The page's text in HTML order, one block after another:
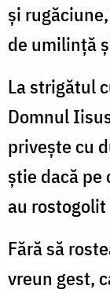
şi
de umilinţă
La strigătul
Domnul
priveşte cu
ştie dacă pe
au
Fără să
vreun gest,